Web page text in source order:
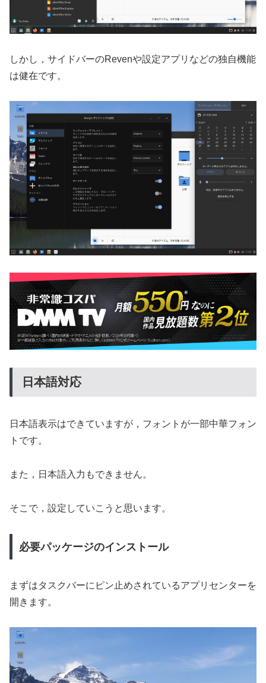
しかし，サイドバーのRevenや設定アプリなどの独自機能
は健在です。
日本語対応
日本語表示はできていますが，フォントが一部中華フォン
トです。
また，日本語入力もできません。
そこで，設定していこうと思います。
必要パッケージのインストール
まずはタスクバーにピン止めされているアプリセンターを
開きます。